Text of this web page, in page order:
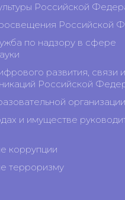
Российской
Российской
по надзору в сфере
развития, связи и
Российской
организации
и имуществе
коррупции
терроризму